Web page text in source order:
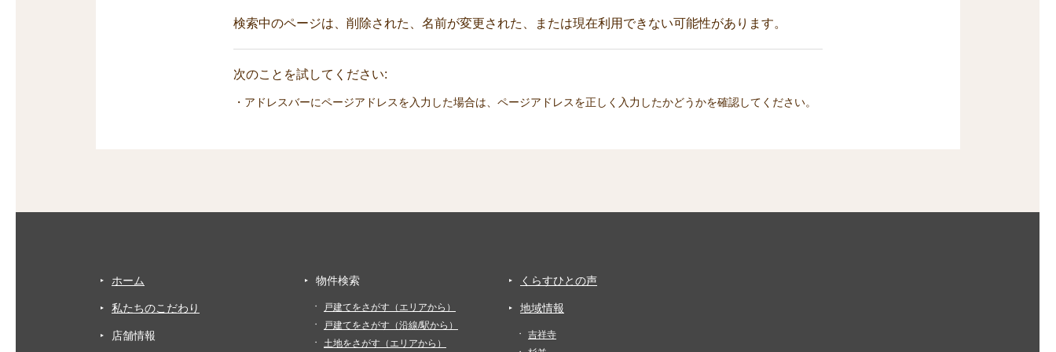
検索中のページは、削除された、名前が変更された、または現在利用できない可能性があります。
次のことを試してください:
・アドレスバーにページアドレスを入力した場合は、ページアドレスを正しく入力したかどうかを確認してください。
ホーム
私たちのこだわり
店舗情報
物件検索
戸建てをさがす（エリアから）
戸建てをさがす（沿線/駅から）
土地をさがす（エリアから）
くらすひとの声
地域情報
吉祥寺